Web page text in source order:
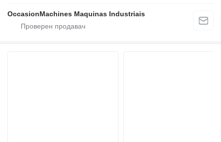
OccasionMachines Maquinas Industriais